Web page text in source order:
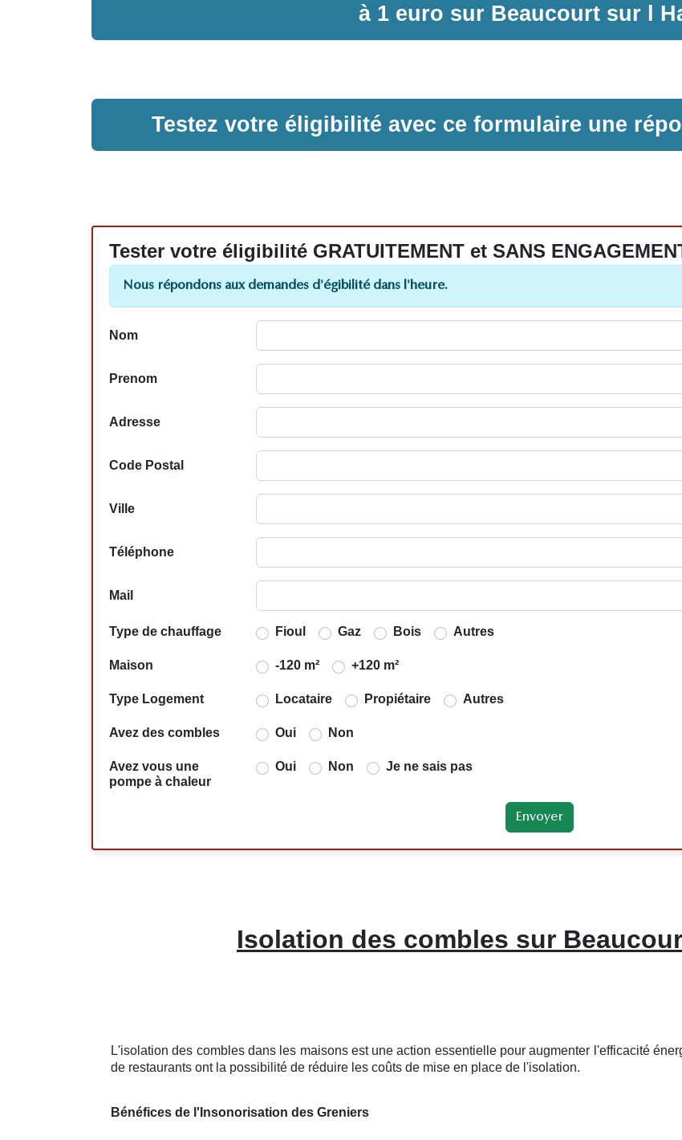
à 1 euro sur Beaucourt sur l
Testez votre éligibilité avec ce formulaire une
Tester votre éligibilité GRATUITEMENT et SANS
Nous répondons aux demandes d'égibilité dans l'heure.
Nom
Prenom
Adresse
Code Postal
Ville
Téléphone
Mail
Type de chauffage Fioul Gaz Bois Autres
Maison -120 m² +120 m²
Type Logement Locataire Propiétaire Autres
Avez des combles Oui Non
Avez vous une
pompe à chaleur
Oui Non Je ne sais pas
Isolation des combles sur
L'isolation des combles dans les maisons est une action essentielle pour augmenter l'efficacité
de restaurants ont la possibilité de réduire les coûts de mise en place de l'isolation.
Bénéfices de l'Insonorisation des Greniers